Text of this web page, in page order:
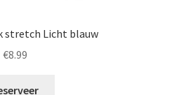
stretch Licht blauw
€8.99